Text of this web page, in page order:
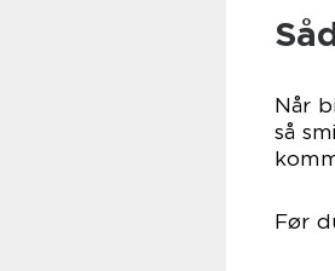
Når
så
Før